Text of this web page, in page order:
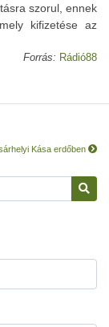
szorul, ennek
kifizetése az
Forrás: Rádió88
Kása erdőben